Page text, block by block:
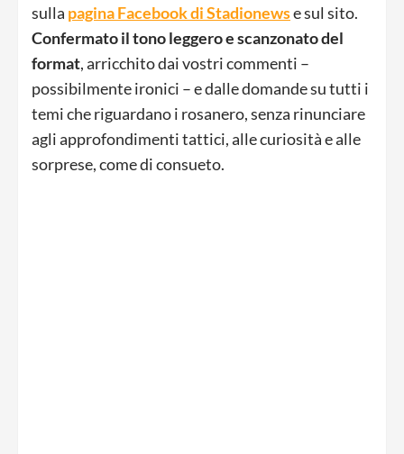
sulla pagina Facebook di Stadionewse sul sito.
Confermato il tono leggero e scanzonato del
format, arricchito dai vostri commenti –
possibilmente ironici – e dalle domande su tutti i
temi che riguardano i rosanero, senza rinunciare
agli approfondimenti tattici, alle curiosità e alle
sorprese, come di consueto.